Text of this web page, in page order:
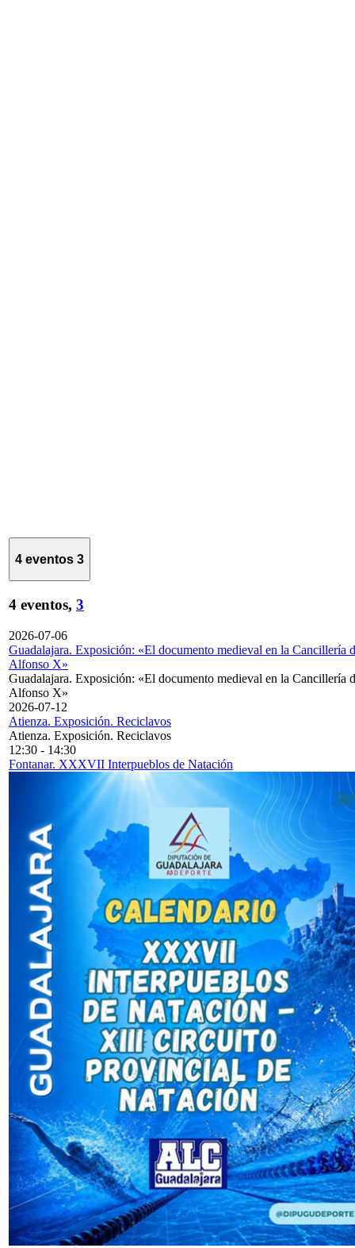
4 eventos 3
4 eventos, 3
2026-07-06
Guadalajara. Exposición: «El documento medieval en la Cancillería
Alfonso X»
Guadalajara. Exposición: «El documento medieval en la Cancillería
Alfonso X»
2026-07-12
Atienza. Exposición. Reciclavos
Atienza. Exposición. Reciclavos
12:30 - 14:30
Fontanar. XXXVII Interpueblos de Natación